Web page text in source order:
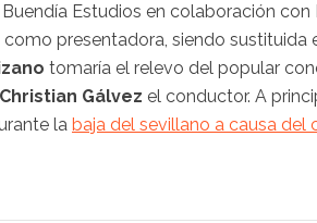
Estudios en colaboración con
como presentadora, siendo sustituida
tomaría el relevo del popular
Christian Gálvez el conductor. A
la baja del sevillano a causa del